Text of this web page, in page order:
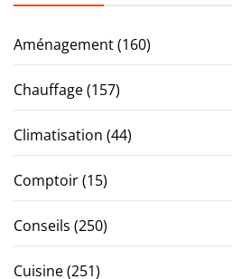
Aménagement(160)
Chauffage(157)
Climatisation (44)
Comptoir(15)
Conseils (250)
Cuisine(251)